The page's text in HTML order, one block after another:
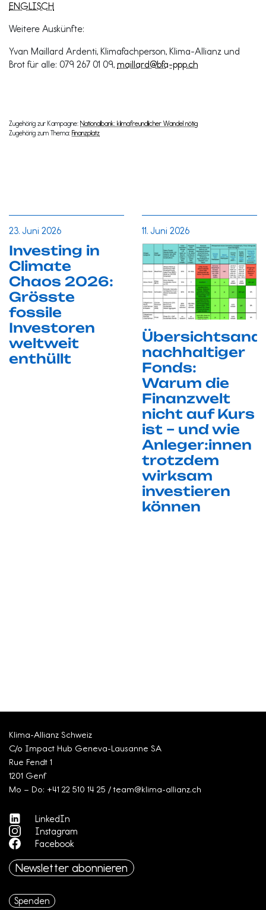
ENGLISCH
Weitere Auskünfte:
Yvan Maillard Ardenti, Klimafachperson, Klima-Allianz und
Brot für alle: 079 267 01 09, maillard@bfa-ppp.ch
Zugehörig zur Kampagne: Nationalbank: klimafreundlicher Wandel nötig
Zugehörig zum Thema: Finanzplatz
23. Juni 2026
Investing in
Climate
Chaos 2026:
Grösste
fossile
Investoren
weltweit
enthüllt
11. Juni 2026
nachhaltiger
Fonds:
Warum die
Finanzwelt
nicht auf Kurs
ist – und wie
Anleger:innen
trotzdem
wirksam
investieren
können
Klima-Allianz Schweiz
C/o Impact Hub Geneva-Lausanne SA
Rue Fendt 1
1201 Genf
Mo – Do: +41 22 510 14 25 / team@klima-allianz.ch
LinkedIn
Instagram
Facebook
Newsletter abonnieren
Spenden